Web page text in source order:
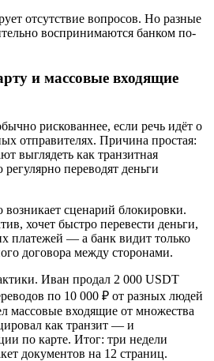
отсутствие вопросов. Но разные
воспринимаются банком по-
и массовые входящие
рискованнее, если речь идёт о
отправителях. Причина простая:
выглядеть как транзитная
переводят деньги
возникает сценарий блокировки.
хочет быстро перевести деньги,
платежей — а банк видит только
договора между сторонами.
Иван продал 2 000 USDT
по 10 000 ₽ от разных людей
массовые входящие от множества
как транзит — и
по карте. Итог: три недели
документов на 12 страниц.